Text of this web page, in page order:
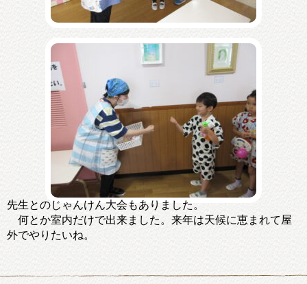
先生とのじゃんけん大会もありました。
何とか室内だけで出来ました。来年は天候に恵まれて屋
外でやりたいね。